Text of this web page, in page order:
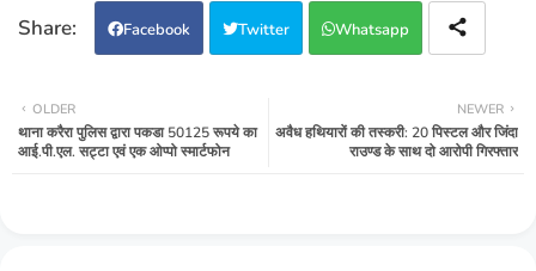
Facebook Twitter Whatsapp
NEWER
अवैध हथियारों की तस्करी: 20 पिस्टल और जिंदा
राउण्ड के साथ दो आरोपी गिरफ्तार
OLDER
थाना करैरा पुलिस द्वारा पकडा 50125 रूपये का
आई.पी.एल. सट्टा एवं एक ओप्पो स्मार्टफोन